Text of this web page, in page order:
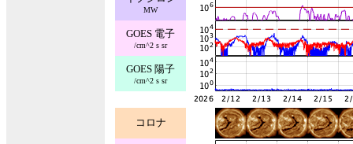
MW
GOES 電子
/cm^2 s sr
GOES 陽子
/cm^2 s sr
コロナ